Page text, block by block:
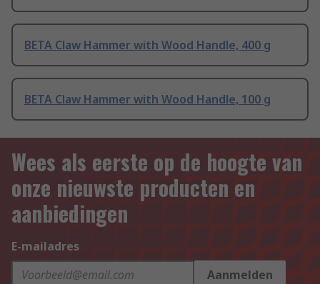
BETA Claw Hammer with Wood Handle, 400 g
BETA Claw Hammer with Wood Handle, 100 g
Wees als eerste op de hoogte van
onze nieuwste producten en
aanbiedingen
E-mailadres
Aanmelden